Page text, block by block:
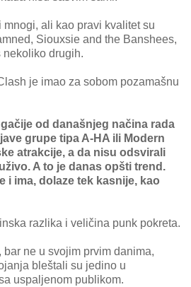
ali kao pravi kvalitet su
Siouxsie and the Banshees,
nekoliko drugih.
je imao za sobom pozamašnu
od današnjeg načina rada
grupe tipa A-HA ili Modern
atrakcije, a da nisu odsvirali
A to je danas opšti trend.
i ima, dolaze tek kasnije, kao
razlika i veličina punk pokreta.
ne u svojim prvim danima,
bleštali su jedino u
uspaljenom publikom.